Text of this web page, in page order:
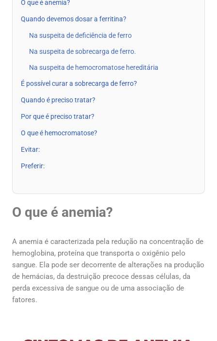
O que é anemia?
Quando devemos dosar a ferritina?
Na suspeita de deficiência de ferro
Na suspeita de sobrecarga de ferro.
Na suspeita de hemocromatose hereditária
É possível curar a sobrecarga de ferro?
Quando é preciso tratar?
Por que é preciso tratar?
O que é hemocromatose?
Evitar:
Preferir:
O que é anemia?
A anemia é caracterizada pela redução na concentração de
hemoglobina, proteína que transporta o oxigênio pelo
sangue. Ela pode ser decorrente de alterações na produção
de hemácias, da destruição precoce dessas células, da
perda excessiva de sangue ou de uma associação de
fatores.